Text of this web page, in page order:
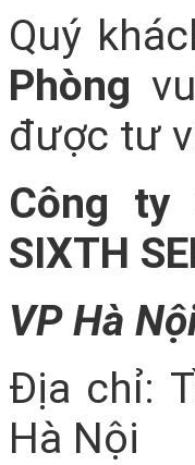
Quý
Phòng
được tư
Công ty
SIXTH
VP Hà
Địa chỉ:
Hà Nội